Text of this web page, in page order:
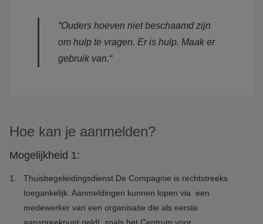
“Ouders hoeven niet beschaamd zijn
om hulp te vragen. Er is hulp. Maak er
gebruik van.“
Hoe kan je aanmelden?
Mogelijkheid 1:
Thuisbegeleidingsdienst De Compagnie is rechtstreeks
toegankelijk. Aanmeldingen kunnen lopen via een
medewerker van een organisatie die als eerste